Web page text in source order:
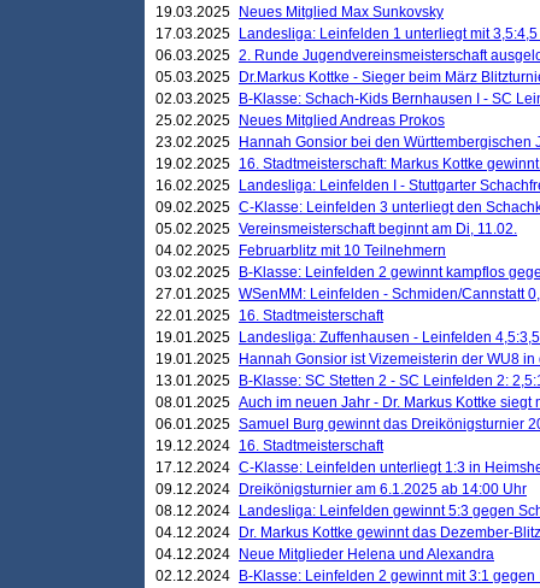
19.03.2025
Neues Mitglied Max Sunkovsky
17.03.2025
Landesliga: Leinfelden 1 unterliegt mit
06.03.2025 2. Runde Jugendvereinsmeisterschaft
05.03.2025
Dr.Markus Kottke - Sieger beim März
02.03.2025
B-Klasse: Schach-Kids Bernhausen I - SC
25.02.2025
Neues Mitglied Andreas Prokos
23.02.2025
Hannah Gonsior bei den Württembergischen
19.02.2025 16. Stadtmeisterschaft: Markus Kottke
16.02.2025
Landesliga: Leinfelden I - Stuttgarter
09.02.2025 C-Klasse: Leinfelden 3 unterliegt den
05.02.2025 Vereinsmeisterschaft beginnt am Di, 11.02.
04.02.2025
Februarblitz mit 10 Teilnehmern
03.02.2025
B-Klasse: Leinfelden 2 gewinnt kampflos
27.01.2025 WSenMM: Leinfelden - Schmiden/Cannstatt
22.01.2025 16. Stadtmeisterschaft
19.01.2025
Landesliga: Zuffenhausen - Leinfelden 4,5:3,5
19.01.2025
Hannah Gonsior ist Vizemeisterin der WU8 in
13.01.2025
B-Klasse: SC Stetten 2 - SC Leinfelden 2:
08.01.2025 Auch im neuen Jahr - Dr. Markus Kottke
06.01.2025 Samuel Burg gewinnt das Dreikönigsturnier
19.12.2024 16. Stadtmeisterschaft
17.12.2024 C-Klasse: Leinfelden unterliegt 1:3 in
09.12.2024
Dreikönigsturnier am 6.1.2025 ab 14:00 Uhr
08.12.2024
Landesliga: Leinfelden gewinnt 5:3 gegen
04.12.2024
Dr. Markus Kottke gewinnt das Dezember-
04.12.2024
Neue Mitglieder Helena und Alexandra
02.12.2024
B-Klasse: Leinfelden 2 gewinnt mit 3:1